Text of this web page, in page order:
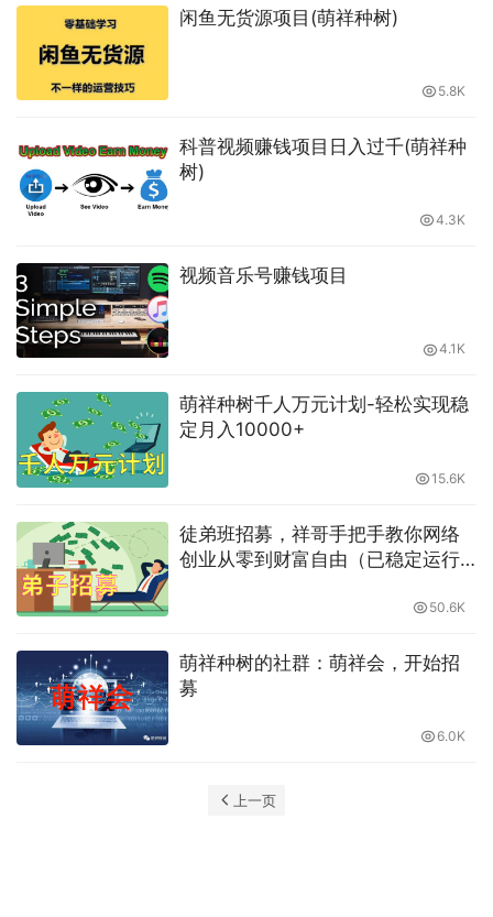
闲鱼无货源项目(萌祥种树)
5.8K
科普视频赚钱项目日入过千(萌祥种
树)
4.3K
视频音乐号赚钱项目
4.1K
萌祥种树千人万元计划-轻松实现稳
定月入10000+
15.6K
徒弟班招募，祥哥手把手教你网络
创业从零到财富自由（已稳定运行7
50.6K
萌祥种树的社群：萌祥会，开始招
募
6.0K
上一页